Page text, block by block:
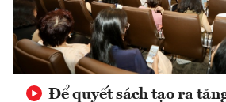
Để quyết sách tạo ra